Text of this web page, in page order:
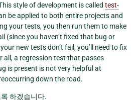
style of development is called test-
be applied to both entire projects and
your tests, you then run them to make
(since you haven’t fixed that bug or
new tests don’t fail, you’ll need to fix
all, a regression test that passes
is present is not very helpful at
down the road.
하겠습니다.